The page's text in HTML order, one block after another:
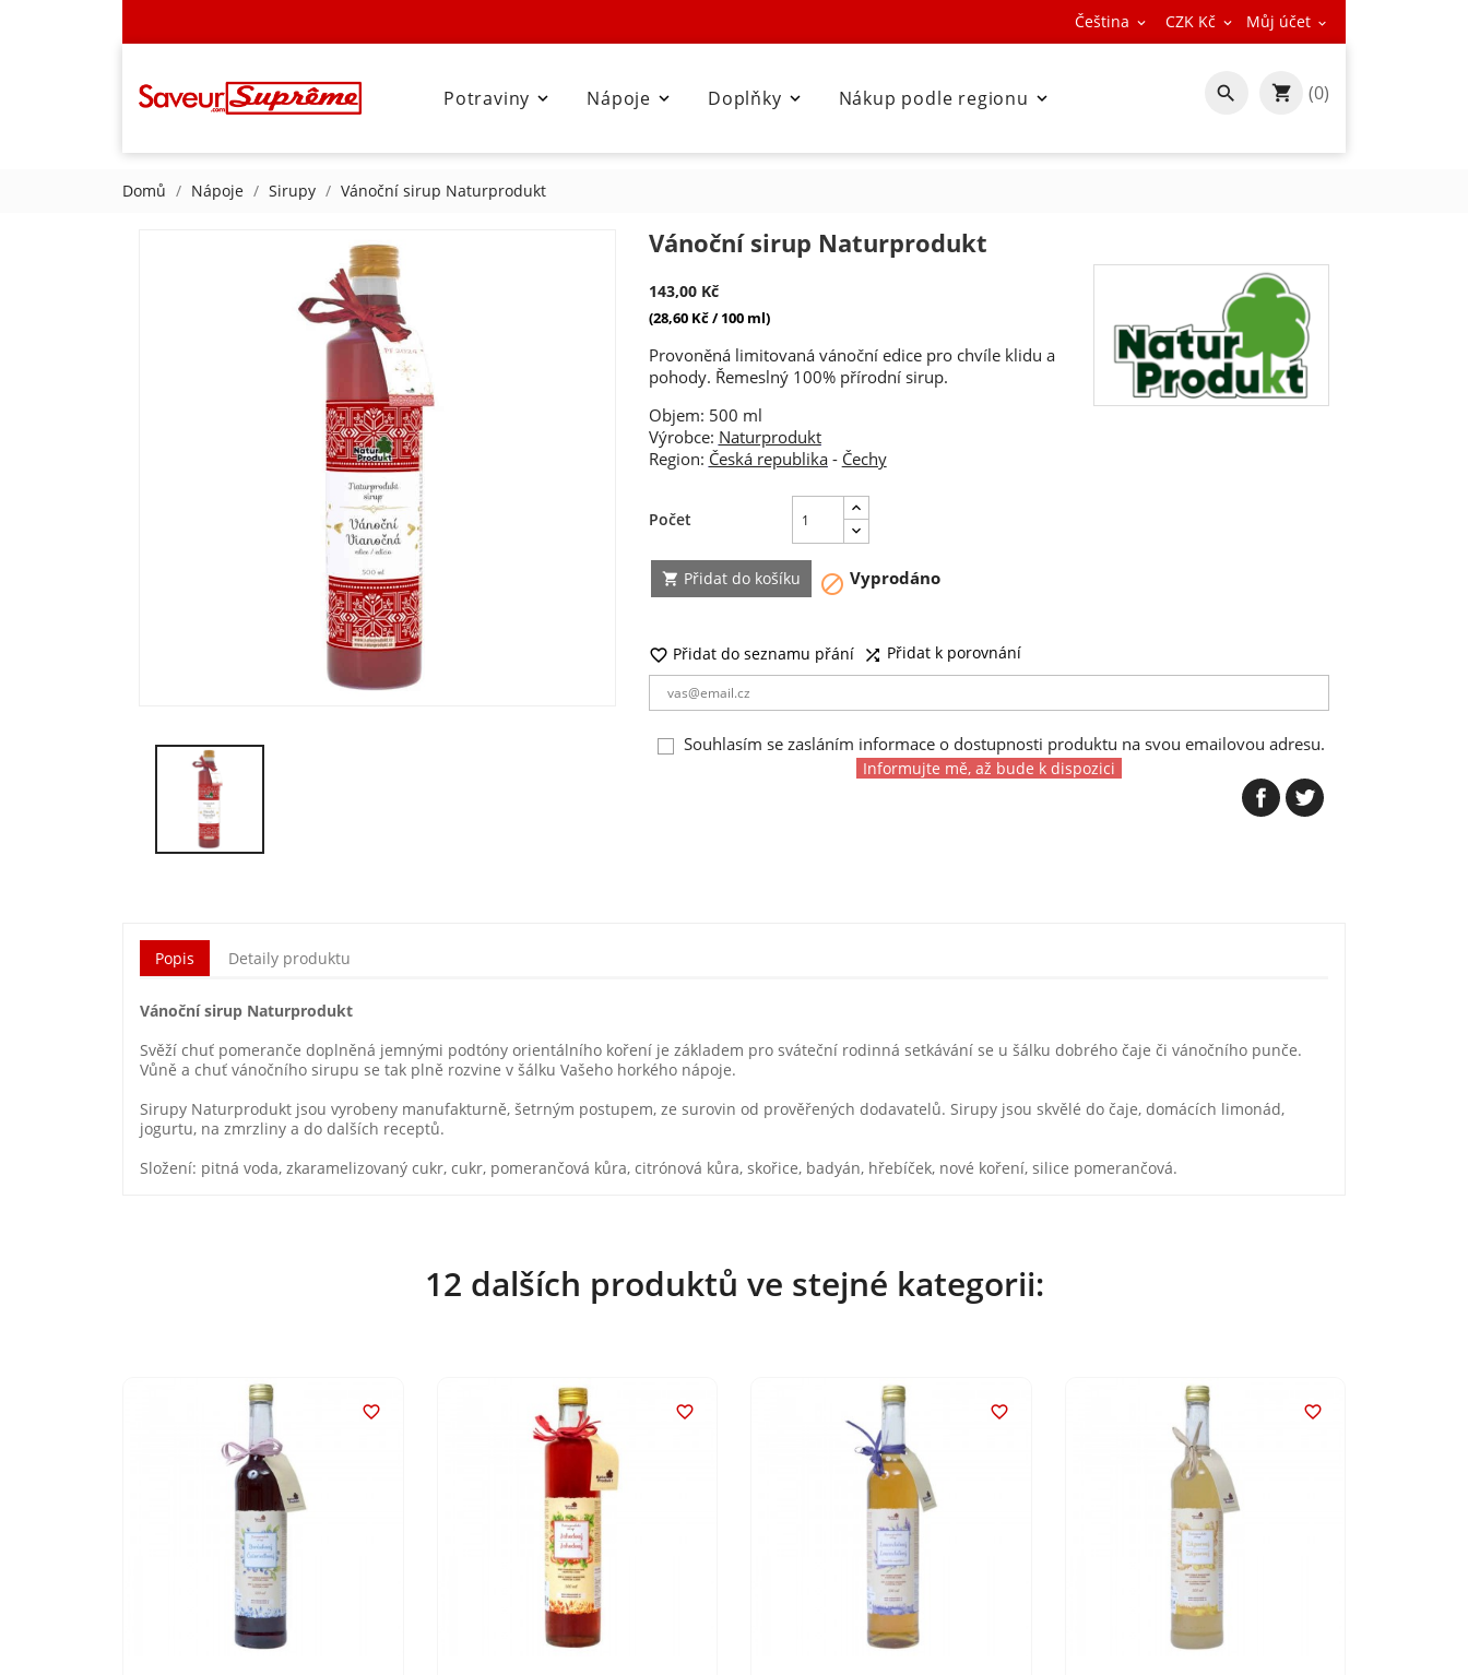
Čeština  CZK Kč  Můj účet 

Potraviny 
Nápoje 
Doplňky 
Nákup podle regionu  (0)
Domů Nápoje Sirupy Vánoční sirup Naturprodukt
Vánoční sirup Naturprodukt
143,00 Kč
(28,60 Kč / 100 ml)
Provoněná limitovaná vánoční edice pro chvíle klidu a
pohody. Řemeslný 100% přírodní sirup.
Objem: 500 ml
Výrobce: Naturprodukt
Region: Česká republika- Čechy
Počet
 Přidat do košíku  Vyprodáno
 Přidat do seznamu přání  Přidat k porovnání
Souhlasím se zasláním informace o dostupnosti produktu na svou emailovou adresu.
Informujte mě, až bude k dispozici
Popis Detaily produktu
Vánoční sirup Naturprodukt
Svěží chuť pomeranče doplněná jemnými podtóny orientálního koření je základem pro sváteční rodinná setkávání se u šálku dobrého čaje či vánočního punče.
Vůně a chuť vánočního sirupu se tak plně rozvine v šálku Vašeho horkého nápoje.
Sirupy Naturprodukt jsou vyrobeny manufakturně, šetrným postupem, ze surovin od prověřených dodavatelů. Sirupy jsou skvělé do čaje, domácích limonád,
jogurtu, na zmrzliny a do dalších receptů.
Složení: pitná voda, zkaramelizovaný cukr, cukr, pomerančová kůra, citrónová kůra, skořice, badyán, hřebíček, nové koření, silice pomerančová.
12 dalších produktů ve stejné kategorii:
   